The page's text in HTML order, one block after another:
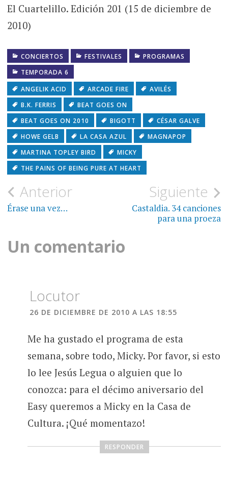
El Cuartelillo. Edición 201 (15 de diciembre de
2010)
CONCIERTOS FESTIVALES
PROGRAMAS
TEMPORADA 6
ANGELIK ACID
ARCADE FIRE
AVILÉS
B.K. FERRIS
BEAT GOES ON
BEAT GOES ON 2010
BIGOTT
CÉSAR GALVE
HOWE GELB
LA CASA AZUL
MAGNAPOP
MARTINA TOPLEY BIRD
MICKY
THE PAINS OF BEING PURE AT HEART
Navegación
de
Anterior
Érase una vez…
Siguiente
Castaldia. 34 canciones
para una proeza
Un comentario
Locutor
26 DE DICIEMBRE DE 2010 A LAS 18:55
Me ha gustado el programa de esta
semana, sobre todo, Micky. Por favor, si esto
lo lee Jesús Legua o alguien que lo
conozca: para el décimo aniversario del
Easy queremos a Micky en la Casa de
Cultura. ¡Qué momentazo!
RESPONDER